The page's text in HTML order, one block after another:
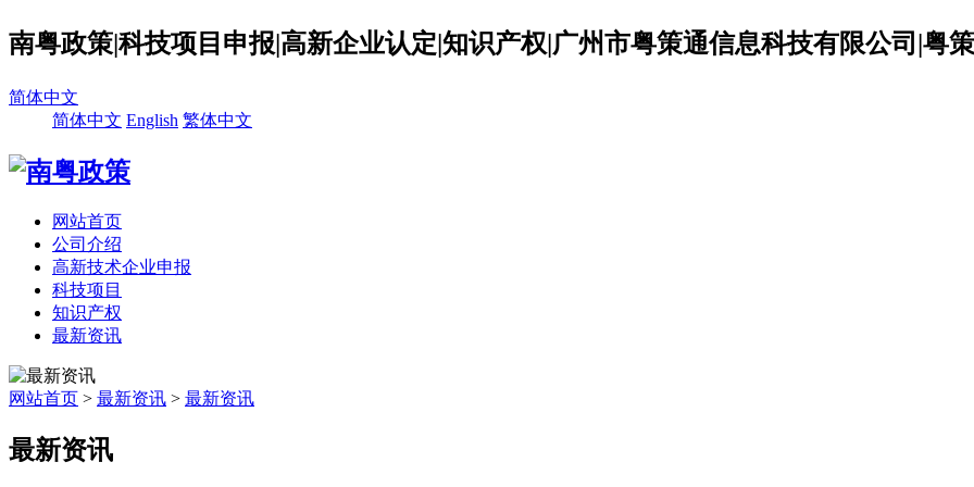
南粤政策|科技项目申报|高新企业认定|知识产权|广州市粤策通信息科技有限公司|粤
简体中文
简体中文 English 繁体中文
网站首页
公司介绍
高新技术企业申报
科技项目
知识产权
最新资讯
网站首页 > 最新资讯 > 最新资讯
最新资讯